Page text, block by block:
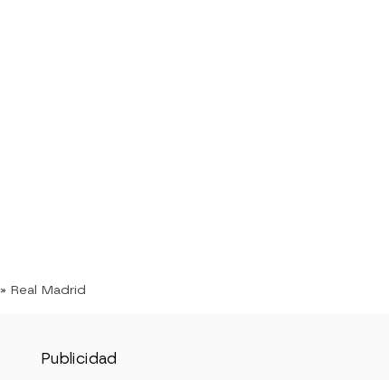
» Real Madrid